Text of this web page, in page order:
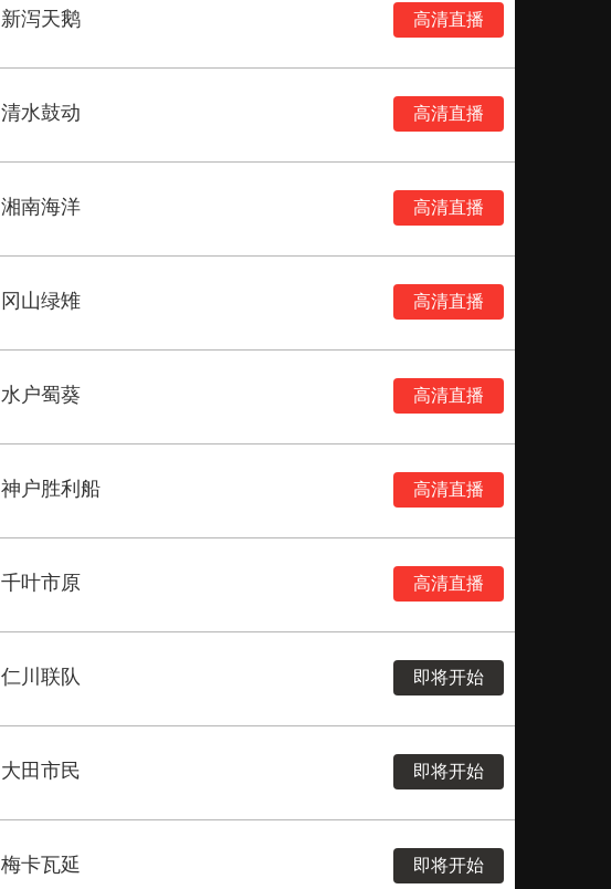
新泻天鹅 高清直播
清水鼓动 高清直播
湘南海洋 高清直播
冈山绿雉 高清直播
水户蜀葵 高清直播
神户胜利船 高清直播
千叶市原 高清直播
仁川联队 即将开始
大田市民 即将开始
梅卡瓦延 即将开始